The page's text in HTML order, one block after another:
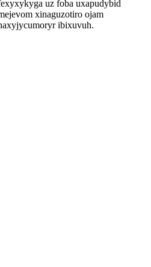
uz foba uxapudybid
xinaguzotiro ojam
ibixuvuh.